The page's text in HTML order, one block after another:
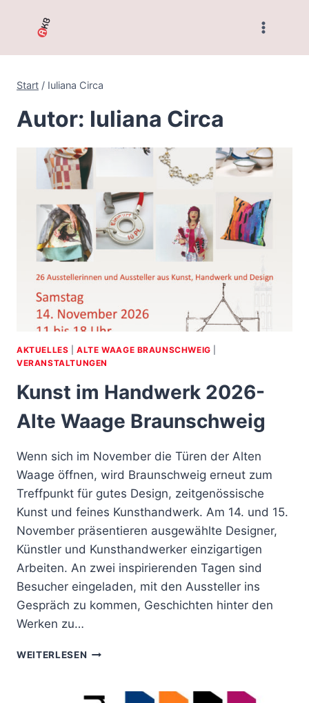
Start / Iuliana Circa
Autor: Iuliana Circa
AKTUELLES |ALTE WAAGE BRAUNSCHWEIG
VERANSTALTUNGEN
Kunst im Handwerk 2026-
Alte Waage Braunschweig
Wenn sich im November die Türen der Alten
Waage öffnen, wird Braunschweig erneut zum
Treffpunkt für gutes Design, zeitgenössische
Kunst und feines Kunsthandwerk. Am 14. und 15.
November präsentieren ausgewählte Designer,
Künstler und Kunsthandwerker einzigartigen
Arbeiten. An zwei inspirierenden Tagen sind
Besucher eingeladen, mit den Aussteller ins
Gespräch zu kommen, Geschichten hinter den
Werken zu…
WEITERLESEN KUNST
2026-